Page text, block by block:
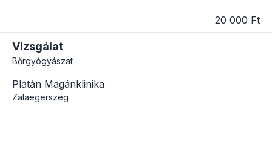
20 000 Ft
Vizsgálat
Bőrgyógyászat
Platán Magánklinika
Zalaegerszeg